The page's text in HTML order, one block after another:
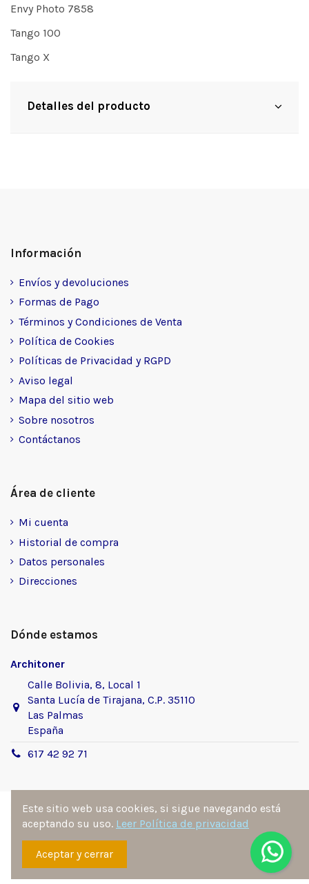
Envy Photo 7858
Tango 100
Tango X
Detalles del producto
Información
Envíos y devoluciones
Formas de Pago
Términos y Condiciones de Venta
Política de Cookies
Políticas de Privacidad y RGPD
Aviso legal
Mapa del sitio web
Sobre nosotros
Contáctanos
Área de cliente
Mi cuenta
Historial de compra
Datos personales
Direcciones
Dónde estamos
Architoner
Calle Bolivia, 8, Local 1
Santa Lucía de Tirajana, C.P. 35110
Las Palmas
España
617 42 92 71
Sitio desarrollado y diseñado por
Ángel Manuel
Fernández González . Todos los derechos reservados por
architoner.com
Este sitio web usa cookies, si sigue navegando está
aceptando su uso. Leer Política de privacidad
Aceptar y cerrar